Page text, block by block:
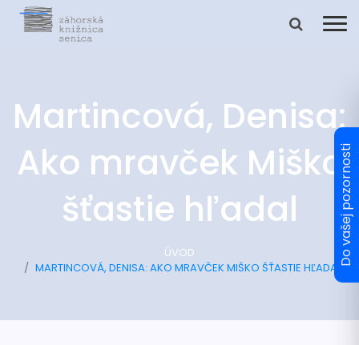
Martincová, Denisa:
Ako mravček Miško
šťastie hľadal
ÚVOD
MARTINCOVÁ, DENISA: AKO MRAVČEK MIŠKO ŠŤASTIE HĽADAL